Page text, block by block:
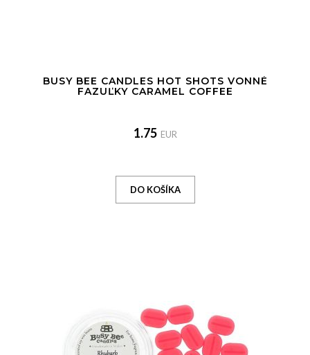
BUSY BEE CANDLES HOT SHOTS VONNÉ
FAZUĽKY CARAMEL COFFEE
1.75 EUR